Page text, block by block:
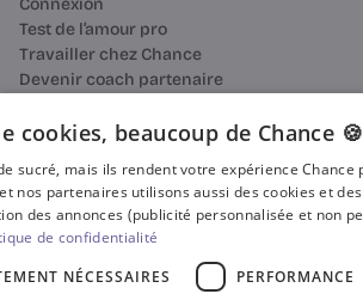
Test de l’amour pro
Travailler chez Chance
Devenir coach partenaire
Ressources
Bilan de compétences
Reconversion professionnelle
Blog
Média
Presse
Où faire votre bilan de compétences ?
cookies, beaucoup de Chance 🍪
sucré, mais ils rendent votre expérience
nos partenaires utilisons aussi des cookies et
des annonces (publicité personnalisée et non
de confidentialité
NÉCESSAIRES
PERFORMANCE